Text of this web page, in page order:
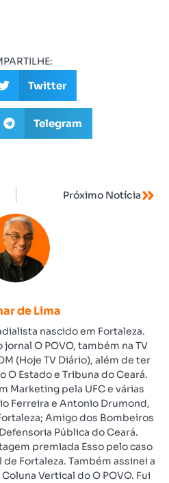
Twitter
Telegram
Próximo Notícia
de Lima
nascido em Fortaleza.
O POVO, também na TV
(Hoje TV Diário), além de ter
Estado e Tribuna do Ceará.
Marketing pela UFC e várias
Ferreira e Antonio Drumond,
Amigo dos Bombeiros
Pública do Ceará.
premiada Esso pelo caso
Fortaleza. Também assinei a
Vertical do O POVO. Fui